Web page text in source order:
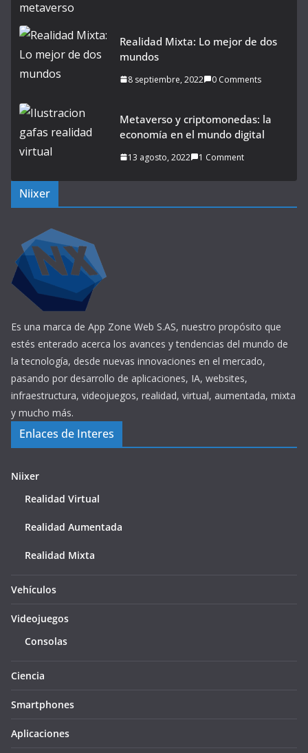
Realidad Mixta: Lo mejor de dos
mundos
8 septiembre, 2022 0 Comments
Metaverso y criptomonedas: la
economía en el mundo digital
13 agosto, 2022 1 Comment
Niixer
Es una marca de App Zone Web S.AS, nuestro propósito que
estés enterado acerca los avances y tendencias del mundo de
la tecnología, desde nuevas innovaciones en el mercado,
pasando por desarrollo de aplicaciones, IA, websites,
infraestructura, videojuegos, realidad, virtual, aumentada, mixta
y mucho más.
Enlaces de Interes
Niixer
Realidad Virtual
Realidad Aumentada
Realidad Mixta
Vehículos
Videojuegos
Consolas
Ciencia
Smartphones
Aplicaciones